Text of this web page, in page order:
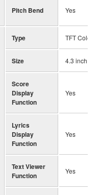
Pitch Bend Yes
Type TFT Color
Size 4.3 inch
Score
Display
Function
Yes
Lyrics
Display
Function
Yes
Text Viewer
Function
Yes